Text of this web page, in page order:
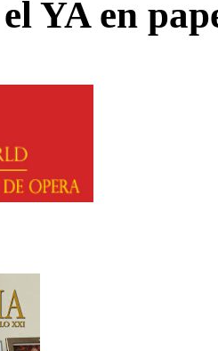
YA en